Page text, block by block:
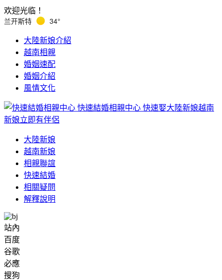
欢迎光临！
兰开斯特 34°
大陸新娘介紹
越南相親
婚姻速配
婚姻介紹
風情文化
快速結婚相親中心 快速娶大陸新娘越南
新娘立即有伴侶
大陸新娘
越南新娘
相親聯誼
快速結婚
相關疑問
解釋說明
站內
百度
谷歌
必應
搜狗